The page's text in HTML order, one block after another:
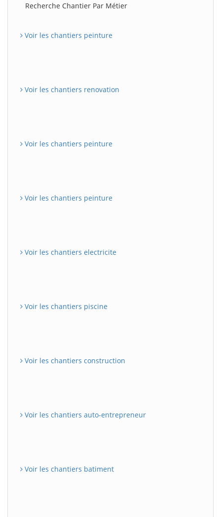
Recherche Chantier Par Métier
Voir les chantiers peinture
Voir les chantiers renovation
Voir les chantiers peinture
Voir les chantiers peinture
Voir les chantiers electricite
Voir les chantiers piscine
Voir les chantiers construction
Voir les chantiers auto-entrepreneur
Voir les chantiers batiment